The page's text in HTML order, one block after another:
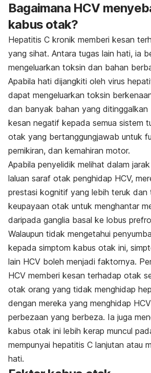
Bagaimana HCV
kabus otak?
Hepatitis C kronik memberi kesan
yang sihat. Antara tugas lain hati, ia
mengeluarkan toksin dan bahan
Apabila hati dijangkiti oleh virus
dapat mengeluarkan toksin
dan banyak bahan yang ditinggalkan
kesan negatif kepada semua sistem
otak yang bertanggungjawab untuk
pemikiran, dan kemahiran motor.
Apabila penyelidik melihat dalam
laluan saraf otak penghidap HCV,
prestasi kognitif yang lebih teruk dan
keupayaan otak untuk menghantar
daripada ganglia basal ke lobus
Walaupun tidak mengetahui
kepada simptom kabus otak ini,
lain HCV boleh menjadi faktornya.
HCV memberi kesan terhadap otak
otak orang yang tidak menghidap
dengan mereka yang menghidap
perbezaan yang berbeza. Ia juga
kabus otak ini lebih kerap muncul
mempunyai hepatitis C lanjutan atau
hati.